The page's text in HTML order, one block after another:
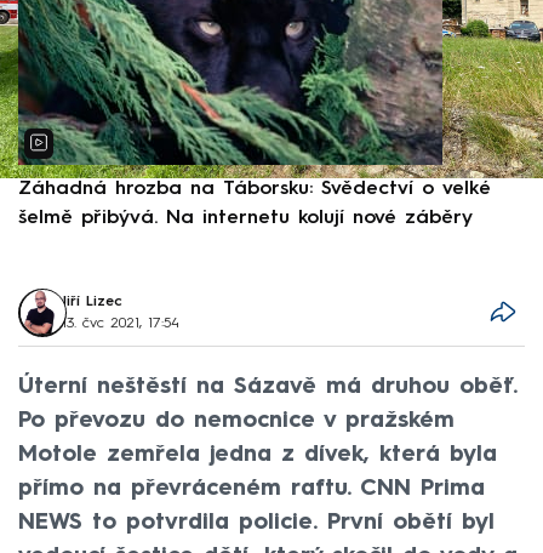
Záhadná hrozba na Táborsku: Svědectví o velké
šelmě přibývá. Na internetu kolují nové záběry
Jiří Lizec
13. čvc 2021, 17:54
Úterní neštěstí na Sázavě má druhou oběť.
Po převozu do nemocnice v pražském
Motole zemřela jedna z dívek, která byla
přímo na převráceném raftu. CNN Prima
NEWS to potvrdila policie. První obětí byl